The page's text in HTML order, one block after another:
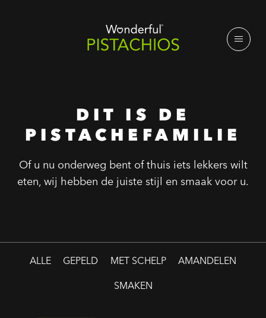
DIT IS DE
PISTACHEFAMILIE
Of u nu onderweg bent of thuis iets lekkers wilt
eten, wij hebben de juiste stijl en smaak voor u.
ALLE GEPELD MET SCHELP AMANDELEN
SMAKEN